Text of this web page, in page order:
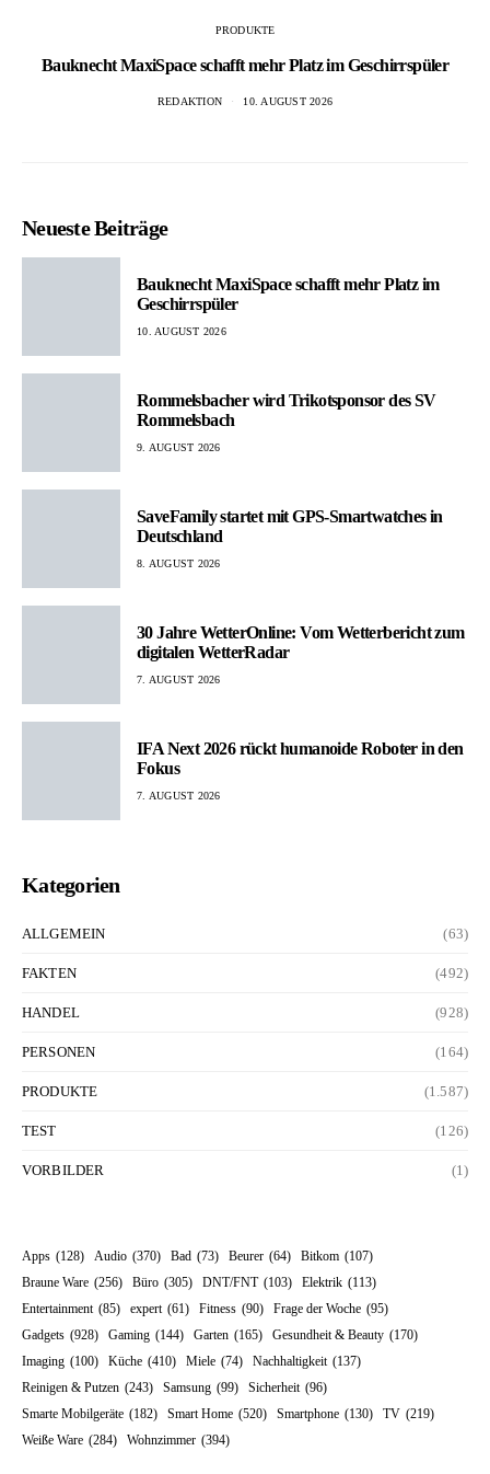
PRODUKTE
Bauknecht MaxiSpace schafft mehr Platz im Geschirrspüler
REDAKTION 10. AUGUST 2026
Neueste Beiträge
Bauknecht MaxiSpace schafft mehr Platz im
Geschirrspüler
10. AUGUST 2026
Rommelsbacher wird Trikotsponsor des SV
Rommelsbach
9. AUGUST 2026
SaveFamily startet mit GPS-Smartwatches in
Deutschland
8. AUGUST 2026
30 Jahre WetterOnline: Vom Wetterbericht zum
digitalen WetterRadar
7. AUGUST 2026
IFA Next 2026 rückt humanoide Roboter in den
Fokus
7. AUGUST 2026
Kategorien
ALLGEMEIN (63)
FAKTEN (492)
HANDEL (928)
PERSONEN (164)
PRODUKTE (1.587)
TEST (126)
VORBILDER (1)
Apps (128) Audio (370) Bad (73) Beurer (64) Bitkom (107)
Braune Ware (256) Büro (305) DNT/FNT (103) Elektrik (113)
Entertainment (85) expert (61) Fitness (90) Frage der Woche (95)
Gadgets (928) Gaming (144) Garten (165) Gesundheit & Beauty (170)
Imaging (100) Küche (410) Miele (74) Nachhaltigkeit (137)
Reinigen & Putzen (243) Samsung (99) Sicherheit (96)
Smarte Mobilgeräte (182) Smart Home (520) Smartphone (130) TV (219)
Weiße Ware (284) Wohnzimmer (394)